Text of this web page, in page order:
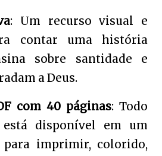
: Um recurso visual e
contar uma história
sobre santidade e
a Deus.
com 40 páginas: Todo
está disponível em um
imprimir, colorido,